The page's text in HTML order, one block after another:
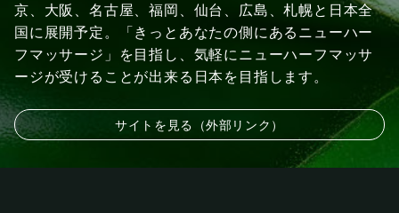
京、大阪、名古屋、福岡、仙台、広島、札幌と日本全
国に展開予定。「きっとあなたの側にあるニューハー
フマッサージ」を目指し、気軽にニューハーフマッサ
ージが受けることが出来る日本を目指します。
サイトを見る（外部リンク）